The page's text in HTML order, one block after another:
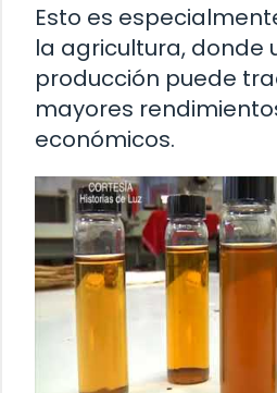
Esto es
la agricultura, donde
producción puede
mayores
económicos.